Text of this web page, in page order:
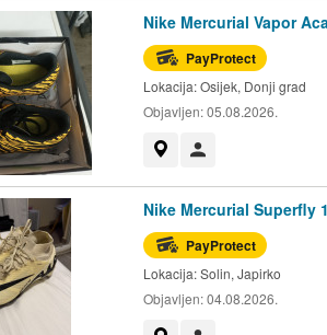
Nike Mercurial Vapor
PayProtect
Lokacija:Osijek, Donji grad
Objavljen:05.08.2026.
Nike Mercurial Superfly
PayProtect
Lokacija:Solin, Japirko
Objavljen:04.08.2026.